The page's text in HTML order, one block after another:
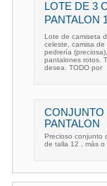
LOTE DE 3
PANTALON
Lote de camiseta
celeste, camisa
pedrería
pantalones rotos.
desea. TODO por
CONJUNTO
PANTALON
Precioso conjunto
de talla 12 , más o